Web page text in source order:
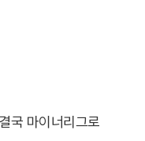
국 마이너리그로